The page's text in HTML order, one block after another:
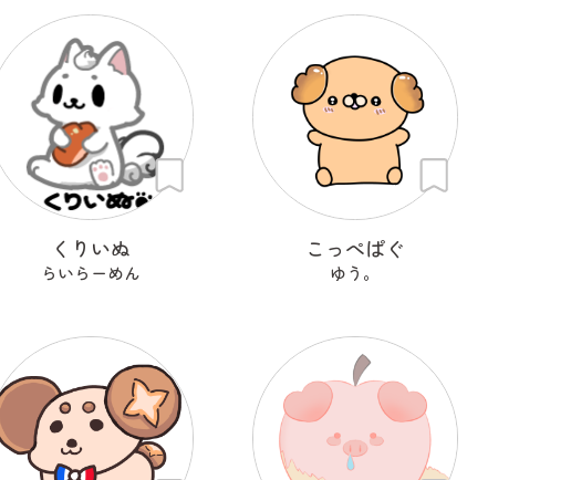
くりいぬ
らいらーめん
こっぺぱぐ
ゆう。